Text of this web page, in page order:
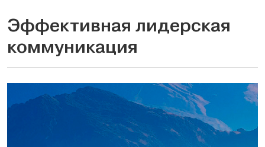
Эффективная лидерская
коммуникация